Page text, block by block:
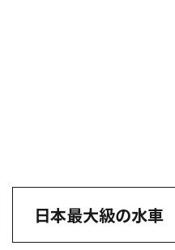
日本最大級の水車